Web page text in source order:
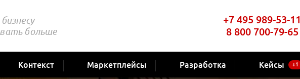
больше
+7 495 989-53-11
8 800 700-79-65
Контекст Маркетплейсы Разработка Кейсы +1